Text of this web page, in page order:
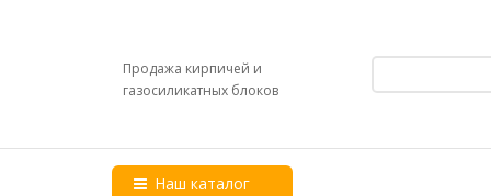
Продажа кирпичей и
газосиликатных блоков
Наш каталог